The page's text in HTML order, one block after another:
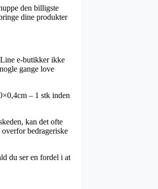
den billigste
dine produkter
e-butikker ikke
gange love
– 1 stk inden
kan det ofte
bedrageriske
du ser en fordel i at